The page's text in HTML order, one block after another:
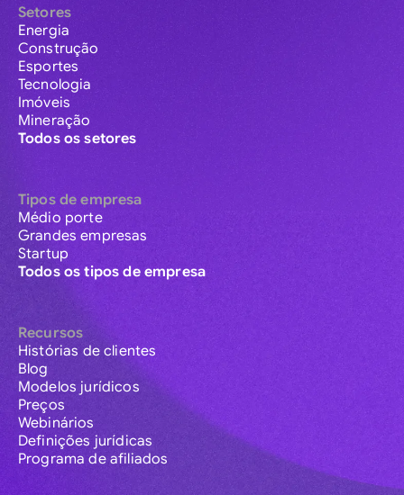
Setores
Energia
Construção
Esportes
Tecnologia
Imóveis
Mineração
Todos os setores
Tipos de empresa
Médio porte
Grandes empresas
Startup
Todos os tipos de empresa
Recursos
Histórias de clientes
Blog
Modelos jurídicos
Preços
Webinários
Definições jurídicas
Programa de afiliados